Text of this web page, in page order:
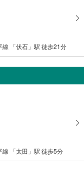
線 「伏石」駅 徒歩21分
「太田」駅 徒歩5分